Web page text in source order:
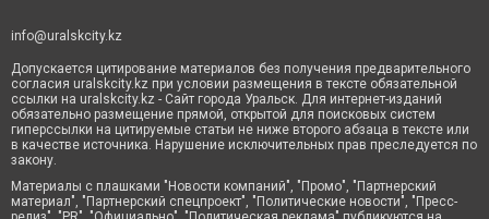
info@uralskcity.kz
Допускается цитирование материалов без получения предварительного
согласия uralskcity.kz при условии размещения в тексте обязательной
ссылки на uralskcity.kz - Сайт города Уральск. Для интернет-изданий
обязательно размещение прямой, открытой для поисковых систем
гиперссылки на цитируемые статьи не ниже второго абзаца в тексте или
в качестве источника. Нарушение исключительных прав преследуется по
закону.
Материалы с плашками "Новости компаний", "Промо", "Партнерский
материал", "Партнерский спецпроект", "Политические новости", "Пресс-